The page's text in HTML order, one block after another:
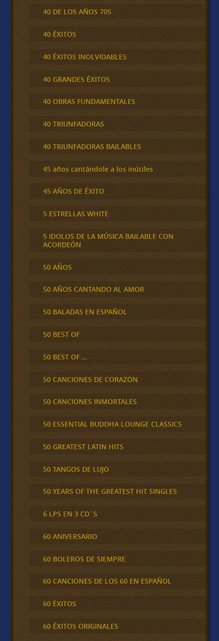
40 DE LOS AÑOS 70S
40 ÉXITOS
40 ÉXITOS INOLVIDABLES
40 GRANDES ÉXITOS
40 OBRAS FUNDAMENTALES
40 TRIUNFADORAS
40 TRIUNFADORAS BAILABLES
45 años cantándole a los inútiles
45 AÑOS DE ÉXITO
5 ESTRELLAS WHITE
5 IDOLOS DE LA MÚSICA BAILABLE CON
ACORDEÓN
50 AÑOS
50 AÑOS CANTANDO AL AMOR
50 BALADAS EN ESPAÑOL
50 BEST OF
50 BEST OF …
50 CANCIONES DE CORAZÓN
50 CANCIONES INMORTALES
50 ESSENTIAL BUDDHA LOUNGE CLASSICS
50 GREATEST LATIN HITS
50 TANGOS DE LUJO
50 YEARS OF THE GREATEST HIT SINGLES
6 LPS EN 3 CD´S
60 ANIVERSARIO
60 BOLEROS DE SIEMPRE
60 CANCIONES DE LOS 60 EN ESPAÑOL
60 ÉXITOS
60 ÉXITOS ORIGINALES